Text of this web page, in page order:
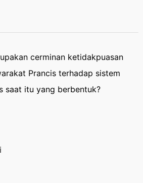
cerminan ketidakpuasan
Prancis terhadap sistem
saat itu yang berbentuk?